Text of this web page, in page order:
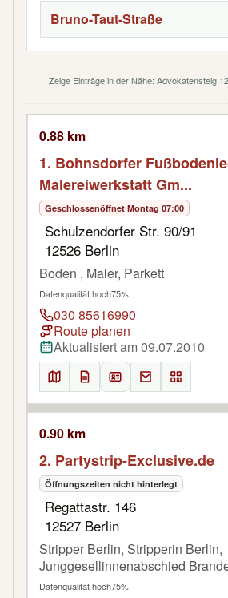
Bruno-Taut-Straße
Zeige Einträge in der Nähe: Advokatensteig
0.88 km
1. Bohnsdorfer
Malereiwerkstatt Gm...
Geschlossenöffnet Montag 07:00
Schulzendorfer Str. 90/91
12526 Berlin
Boden , Maler, Parkett
Datenqualität hoch75%
030 85616990
Route planen
Aktualisiert am 09.07.2010
0.90 km
2. Partystrip-Exclusive.de
Öffnungszeiten nicht hinterlegt
Regattastr. 146
12527 Berlin
Stripper Berlin, Stripperin Berlin,
Junggesellinnenabschied
Datenqualität hoch75%